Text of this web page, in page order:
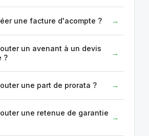
une facture d'acompte ?
un avenant à un devis
?
une part de prorata ?
une retenue de garantie